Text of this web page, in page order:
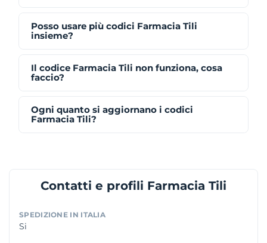
Posso usare più codici Farmacia Tili
insieme?
Il codice Farmacia Tili non funziona, cosa
faccio?
Ogni quanto si aggiornano i codici
Farmacia Tili?
Contatti e profili Farmacia Tili
SPEDIZIONE IN ITALIA
Si